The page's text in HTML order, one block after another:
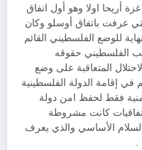
أريحا اولا وهو أول اتفاق
عرفت باتفاق أوسلو وكان
للوضع الفلسطيني القائم
الفلسطيني حقوقه
المتعاقبة على وضع
إقامة الدولة الفلسطينية
فقط لحفظ امن دولة
كانت مشروطة
الأساسي والذي يعرف
.